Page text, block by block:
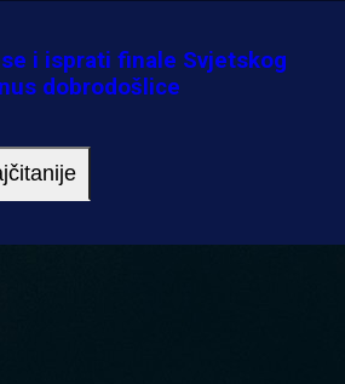
i isprati finale Svjetskog
dobrodošlice